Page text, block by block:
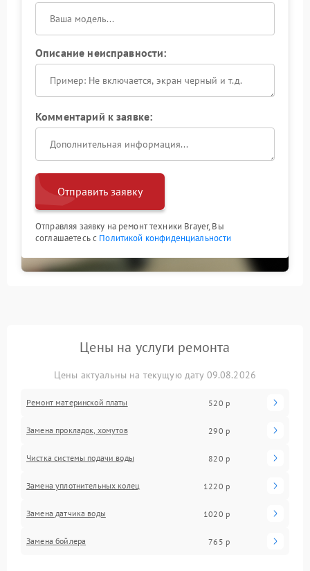
Описание неисправности:
Комментарий к заявке:
Отправить заявку
Отправляя заявку на ремонт техники Brayer, Вы
соглашаетесь с Политикой конфиденциальности
Цены на услуги ремонта
Цены актуальны на текущую дату 09.08.2026
Ремонт материнской платы 520 р
Замена прокладок, хомутов 290 р
Чистка системы подачи воды 820 р
Замена уплотнительных колец 1220 р
Замена датчика воды 1020 р
Замена бойлера 765 р